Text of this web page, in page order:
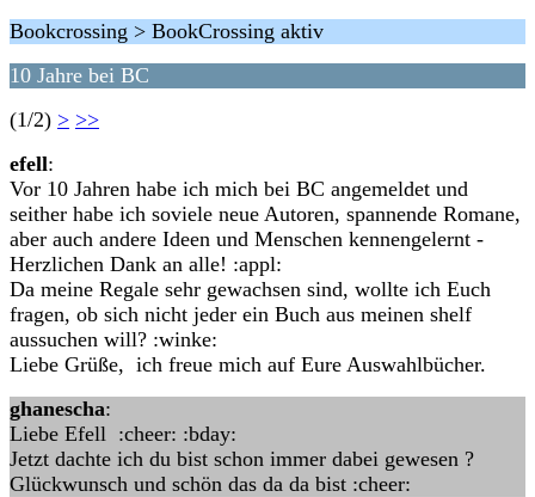
Bookcrossing > BookCrossing aktiv
10 Jahre bei BC
(1/2) > >>
efell:
Vor 10 Jahren habe ich mich bei BC angemeldet und
seither habe ich soviele neue Autoren, spannende Romane,
aber auch andere Ideen und Menschen kennengelernt -
Herzlichen Dank an alle! :appl:
Da meine Regale sehr gewachsen sind, wollte ich Euch
fragen, ob sich nicht jeder ein Buch aus meinen shelf
aussuchen will? :winke:
Liebe Grüße, ich freue mich auf Eure Auswahlbücher.
ghanescha:
Liebe Efell :cheer: :bday:
Jetzt dachte ich du bist schon immer dabei gewesen ?
Glückwunsch und schön das da da bist :cheer: